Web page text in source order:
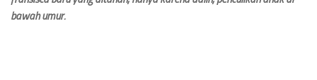
bawah umur.